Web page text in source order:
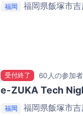
福岡 福岡県飯塚市
受付終了 60人の参加者
e-ZUKA Tech
福岡 福岡県飯塚市